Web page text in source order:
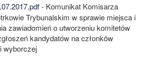
- Komunikat Komisarza
Trybunalskim w sprawie miejsca i
zawiadomień o utworzeniu komitetów
kandydatów na członków
wyborczej